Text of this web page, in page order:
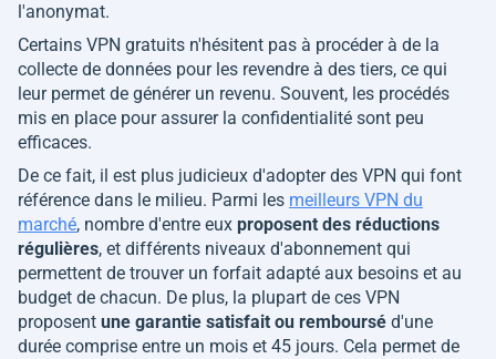
l'anonymat.
Certains VPN gratuits n'hésitent pas à procéder à de la
collecte de données pour les revendre à des tiers, ce qui
leur permet de générer un revenu. Souvent, les procédés
mis en place pour assurer la confidentialité sont peu
efficaces.
De ce fait, il est plus judicieux d'adopter des VPN qui font
référence dans le milieu. Parmi les meilleurs VPN du
marché, nombre d'entre eux proposent des réductions
régulières, et différents niveaux d'abonnement qui
permettent de trouver un forfait adapté aux besoins et au
budget de chacun. De plus, la plupart de ces VPN
proposent une garantie satisfait ou remboursé d'une
durée comprise entre un mois et 45 jours. Cela permet de